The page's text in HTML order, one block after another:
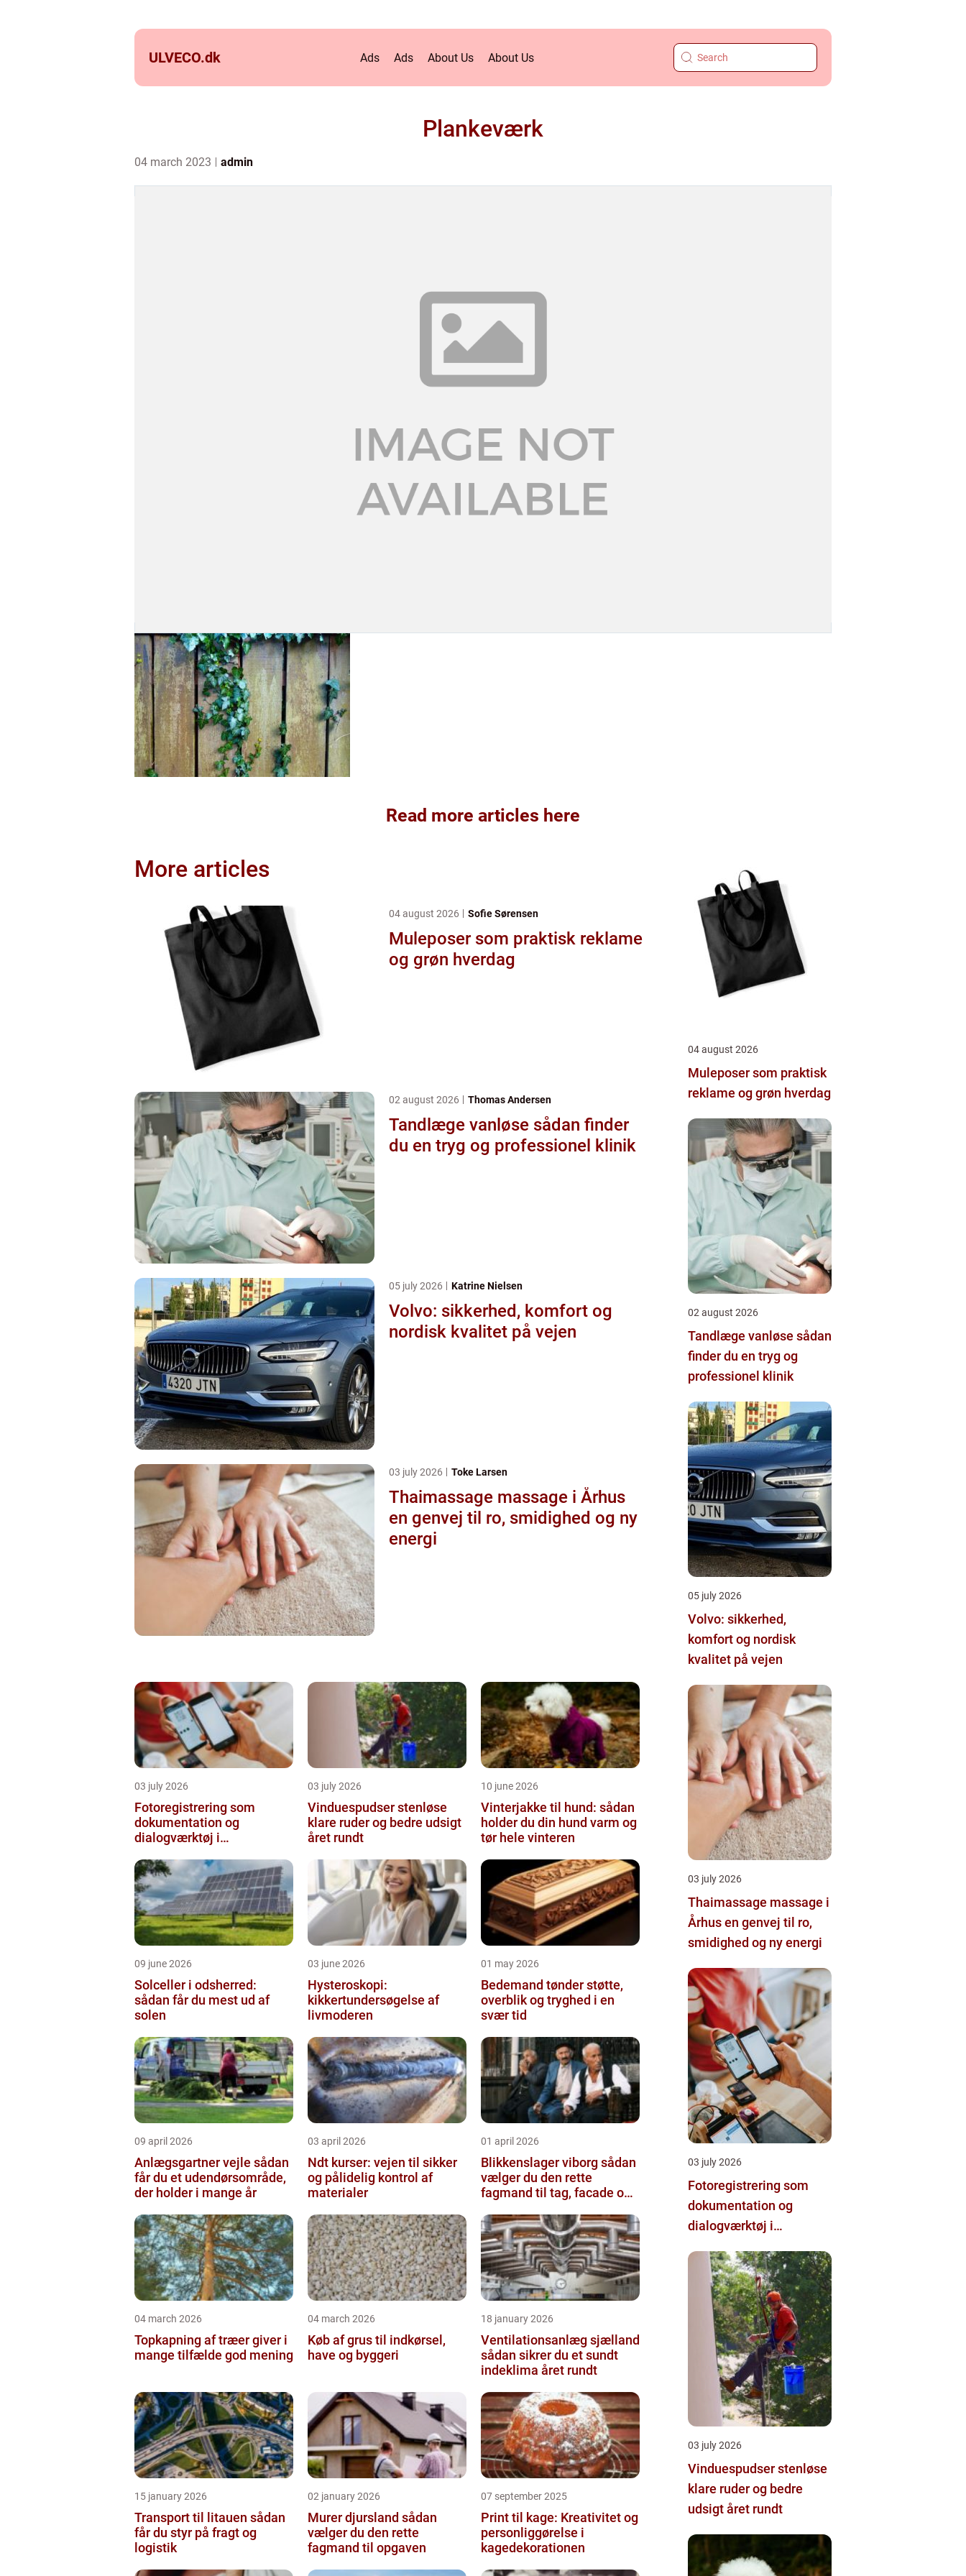
ULVECO.dk Ads Ads About Us About Us
Plankeværk
04 march 2023 admin
Read more articles here
More articles
04 august 2026 Sofie Sørensen
Muleposer som praktisk reklame
og grøn hverdag
02 august 2026 Thomas Andersen
Tandlæge vanløse sådan finder
du en tryg og professionel klinik
05 july 2026 Katrine Nielsen
Volvo: sikkerhed, komfort og
nordisk kvalitet på vejen
03 july 2026 Toke Larsen
Thaimassage massage i Århus
en genvej til ro, smidighed og ny
energi
03 july 2026
Fotoregistrering som
dokumentation og
dialogværktøj i
03 july 2026
Vinduespudser stenløse
klare ruder og bedre udsigt
året rundt
10 june 2026
Vinterjakke til hund: sådan
holder du din hund varm og
tør hele vinteren
09 june 2026
Solceller i odsherred:
sådan får du mest ud af
solen
03 june 2026
Hysteroskopi:
kikkertundersøgelse af
livmoderen
01 may 2026
Bedemand tønder støtte,
overblik og tryghed i en
svær tid
09 april 2026
Anlægsgartner vejle sådan
får du et udendørsområde,
der holder i mange år
03 april 2026
Ndt kurser: vejen til sikker
og pålidelig kontrol af
materialer
01 april 2026
Blikkenslager viborg sådan
vælger du den rette
fagmand til tag, facade og
04 march 2026
Topkapning af træer giver i
mange tilfælde god mening
04 march 2026
Køb af grus til indkørsel,
have og byggeri
18 january 2026
Ventilationsanlæg sjælland
sådan sikrer du et sundt
indeklima året rundt
15 january 2026
Transport til litauen sådan
får du styr på fragt og
logistik
02 january 2026
Murer djursland sådan
vælger du den rette
fagmand til opgaven
07 september 2025
Print til kage: Kreativitet og
personliggørelse i
kagedekorationen
04 august 2026
Muleposer som praktisk
reklame og grøn hverdag
02 august 2026
Tandlæge vanløse sådan
finder du en tryg og
professionel klinik
05 july 2026
Volvo: sikkerhed,
komfort og nordisk
kvalitet på vejen
03 july 2026
Thaimassage massage i
Århus en genvej til ro,
smidighed og ny energi
03 july 2026
Fotoregistrering som
dokumentation og
dialogværktøj i
03 july 2026
Vinduespudser stenløse
klare ruder og bedre
udsigt året rundt